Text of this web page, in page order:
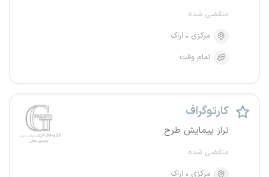
منقضی شده
مرکزی
اراک
تمام وقت
کارتوگراف
تراز پیمایش طرح
منقضی شده
مرکزی
اراک